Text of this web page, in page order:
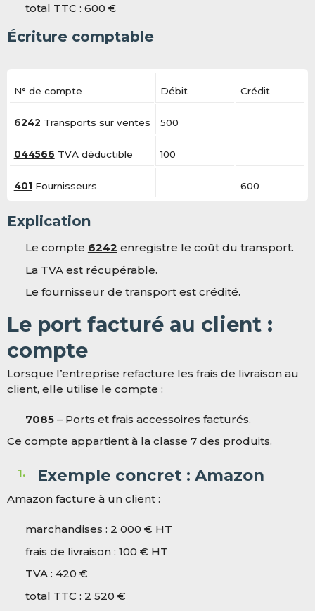
total TTC : 600 €
Écriture comptable
N° de compte Débit Crédit
6242 Transports sur ventes 500
044566 TVA déductible 100
401Fournisseurs 600
Explication
Le compte 6242 enregistre le coût du transport.
La TVA est récupérable.
Le fournisseur de transport est crédité.
Le port facturé au client :
compte
Lorsque l’entreprise refacture les frais de livraison au
client, elle utilise le compte :
7085– Ports et frais accessoires facturés.
Ce compte appartient à la classe 7 des produits.
Exemple concret : Amazon
Amazon facture à un client :
marchandises : 2 000 € HT
frais de livraison : 100 € HT
TVA : 420 €
total TTC : 2 520 €